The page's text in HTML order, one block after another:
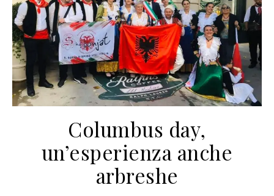
Columbus day,
un’esperienza anche
arbreshe